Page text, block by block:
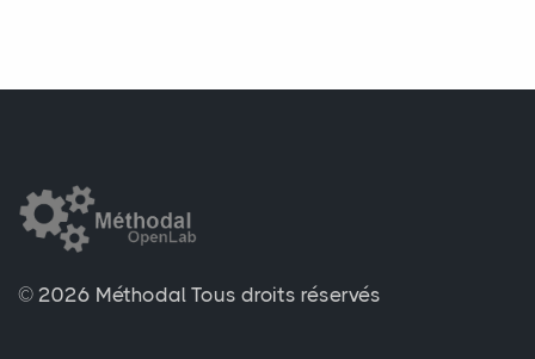
© 2026 Méthodal Tous droits réservés